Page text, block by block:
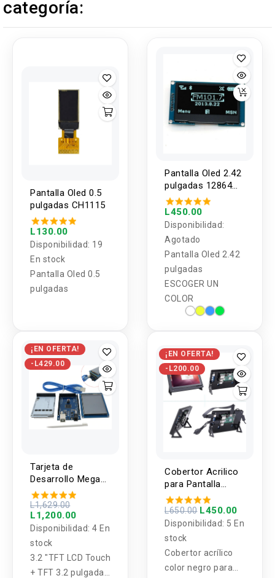
categoría:
Pantalla Oled 0.5
pulgadas CH1115
L130.00
Disponibilidad: 19
En stock
Pantalla Oled 0.5
pulgadas
Pantalla Oled 2.42
pulgadas 12864
con interfaz SPI
L450.00
Disponibilidad:
Agotado
Pantalla Oled 2.42
pulgadas
ESCOGER UN
COLOR
¡EN OFERTA!
-L429.00
Tarjeta de
Desarrollo Mega
2560 R3, Shield y
Pantalla Touch 3.2
Pulgadas (Kit)
L1,629.00
L1,200.00
Disponibilidad: 4 En
stock
3.2 "TFT LCD Touch
+ TFT 3.2 pulgadas
¡EN OFERTA!
-L200.00
Cobertor Acrilico
para Pantalla
Táctil de 7
Pulgadas
L650.00 L450.00
Disponibilidad: 5 En
stock
Cobertor acrílico
color negro para